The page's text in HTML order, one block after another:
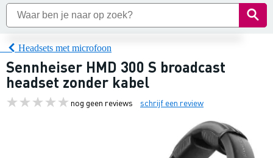
Headsets met microfoon
Sennheiser HMD 300 S broadcast
headset zonder kabel
nog geen reviews schrijf een review